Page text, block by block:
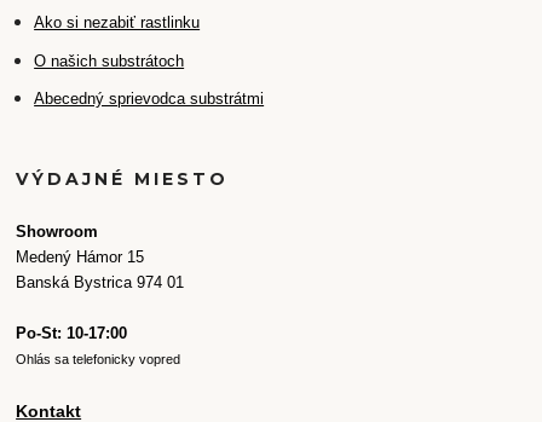
Ako si nezabiť rastlinku
O našich substrátoch
Abecedný sprievodca substrátmi
VÝDAJNÉ MIESTO
Showroom
Medený Hámor 15
Banská Bystrica 974 01
Po-St: 10-17:00
Ohlás sa telefonicky vopred
Kontakt